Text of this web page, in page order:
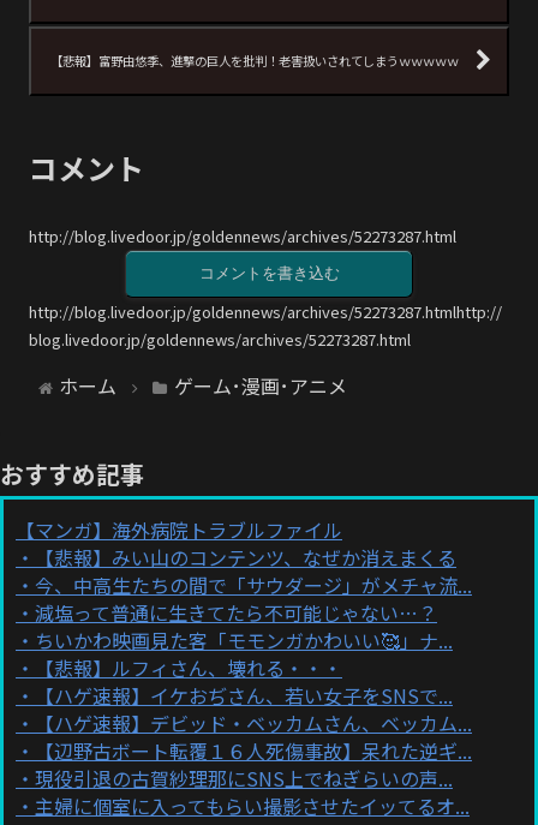
【悲報】富野由悠季、進撃の巨人を批判！老害扱いされてしまうｗｗｗｗｗ
コメント
http://blog.livedoor.jp/goldennews/archives/52273287.html
コメントを書き込む
http://blog.livedoor.jp/goldennews/archives/52273287.htmlhttp://
blog.livedoor.jp/goldennews/archives/52273287.html
ホーム ゲーム･漫画･アニメ
おすすめ記事
【マンガ】海外病院トラブルファイル
【悲報】みい山のコンテンツ、なぜか消えまくる
今、中高生たちの間で「サウダージ」がメチャ流...
減塩って普通に生きてたら不可能じゃない…？
ちいかわ映画見た客「モモンガかわいい🥰」ナ...
【悲報】ルフィさん、壊れる・・・
【ハゲ速報】イケおぢさん、若い女子をSNSで...
【ハゲ速報】デビッド・ベッカムさん、ベッカム...
【辺野古ボート転覆１６人死傷事故】呆れた逆ギ...
現役引退の古賀紗理那にSNS上でねぎらいの声...
主婦に個室に入ってもらい撮影させたイッてるオ...